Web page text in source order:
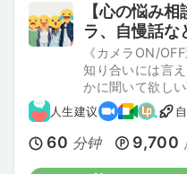
【心の悩み
ラ、自慢話な
《カメラON/
知り合いには言
かに聞いて欲し
人生建议
60 分钟 9,700